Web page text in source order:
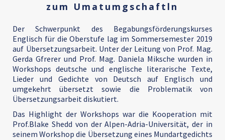
zum Umatumgschaftln
Der Schwerpunkt des Begabungsförderungskurses
Englisch für die Oberstufe lag im Sommersemester 2019
auf Übersetzungsarbeit. Unter der Leitung von Prof. Mag.
Gerda Gfrerer und Prof. Mag. Daniela Miksche wurden in
Workshops deutsche und englische literarische Texte,
Lieder und Gedichte von Deutsch auf Englisch und
umgekehrt übersetzt sowie die Problematik von
Übersetzungsarbeit diskutiert.
Das Highlight der Workshops war die Kooperation mit
Prof.Blake Shedd von der Alpen-Adria-Universität, der in
seinem Workshop die Übersetzung eines Mundartgedichts